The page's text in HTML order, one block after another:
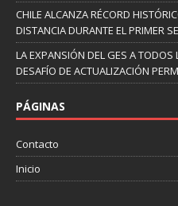
CHILE ALCANZA RÉCORD
DISTANCIA DURANTE EL PRIMER
LA EXPANSIÓN DEL GES A TODOS
DESAFÍO DE ACTUALIZACIÓN
PÁGINAS
Contacto
Inicio